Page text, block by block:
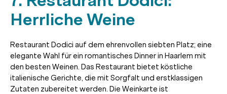
Herrliche Weine
Restaurant Dodici auf dem ehrenvollen siebten Platz; eine
elegante Wahl für ein romantisches Dinner in Haarlem mit
den besten Weinen. Das Restaurant bietet köstliche
italienische Gerichte, die mit Sorgfalt und erstklassigen
Zutaten zubereitet werden. Die Weinkarte ist